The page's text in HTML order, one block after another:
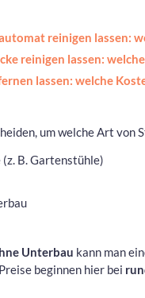
reinigen lassen:
reinigen lassen:
lassen: welche
um welche Art von
B. Gartenstühle)
Unterbau kann man
beginnen hier bei